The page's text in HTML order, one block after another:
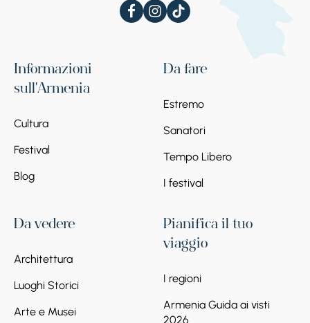
Informazioni
sull'Armenia
Cultura
Festival
Blog
Da fare
Estremo
Sanatori
Tempo Libero
I festival
Da vedere
Architettura
Luoghi Storici
Arte e Musei
Pianifica il tuo
viaggio
I regioni
Armenia Guida ai visti
2026